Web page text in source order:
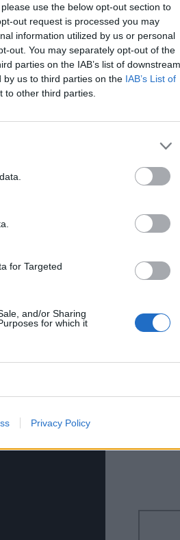
use the below opt-out section to
out request is processed you may
information utilized by us or personal
out. You may separately opt-out of the
parties on the IAB’s list of downstream
by us to third parties on the IAB’s List of
to other third parties.
for Targeted
and/or Sharing
for which it
Privacy Policy
Es tracta de
amb escenes
Una
el premi dels
l’escenografia
a través de l’art
amagats de la
4.000 persones
Totes les obres es
que inspirarà
Paula
la
08 maig
En les
La